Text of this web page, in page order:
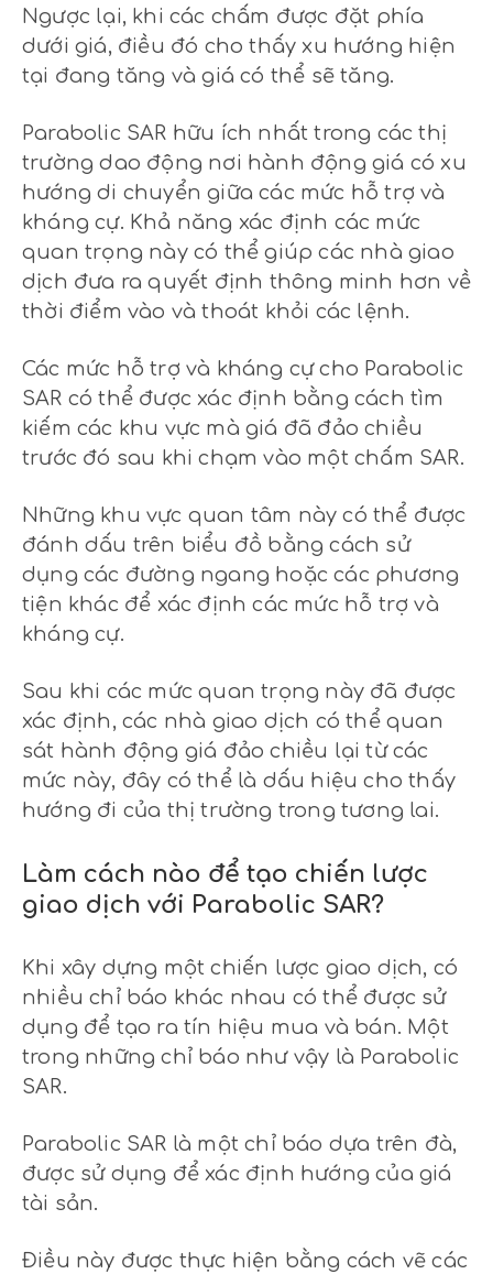
Ngược lại, khi các chấm được đặt phía
dưới giá, điều đó cho thấy xu hướng hiện
tại đang tăng và giá có thể sẽ tăng.
Parabolic SAR hữu ích nhất trong các thị
trường dao động nơi hành động giá có xu
hướng di chuyển giữa các mức hỗ trợ và
kháng cự. Khả năng xác định các mức
quan trọng này có thể giúp các nhà giao
dịch đưa ra quyết định thông minh hơn về
thời điểm vào và thoát khỏi các lệnh.
Các mức hỗ trợ và kháng cự cho Parabolic
SAR có thể được xác định bằng cách tìm
kiếm các khu vực mà giá đã đảo chiều
trước đó sau khi chạm vào một chấm SAR.
Những khu vực quan tâm này có thể được
đánh dấu trên biểu đồ bằng cách sử
dụng các đường ngang hoặc các phương
tiện khác để xác định các mức hỗ trợ và
kháng cự.
Sau khi các mức quan trọng này đã được
xác định, các nhà giao dịch có thể quan
sát hành động giá đảo chiều lại từ các
mức này, đây có thể là dấu hiệu cho thấy
hướng đi của thị trường trong tương lai.
Làm cách nào để tạo chiến lược
giao dịch với Parabolic SAR?
Khi xây dựng một chiến lược giao dịch, có
nhiều chỉ báo khác nhau có thể được sử
dụng để tạo ra tín hiệu mua và bán. Một
trong những chỉ báo như vậy là Parabolic
SAR.
Parabolic SAR là một chỉ báo dựa trên đà,
được sử dụng để xác định hướng của giá
tài sản.
Điều này được thực hiện bằng cách vẽ các